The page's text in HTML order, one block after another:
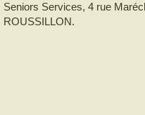
Seniors Services, 4 rue
ROUSSILLON.